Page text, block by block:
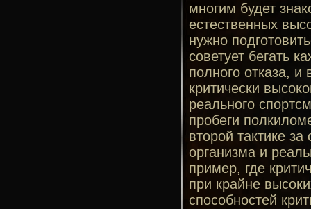
многим будет
естественных
нужно
советует бегать
полного отказа, и
критически
реального
пробеги
второй тактике
организма и
пример, где
при крайне
способностей